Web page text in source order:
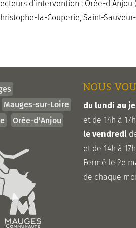
d’intervention : Orée-
la-Couperie, Saint-
Mauges-sur-Loire
Orée-d’Anjou
NOUS
du lundi au
et de 14h à
le vendredi
et de 14h à
Fermé le 2e
de chaque